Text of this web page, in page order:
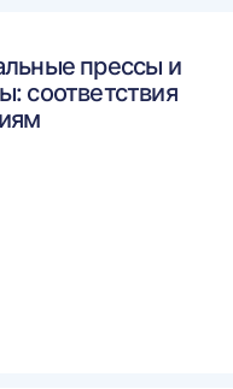
прессы и
соответствия